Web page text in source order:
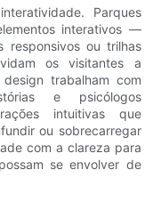
Parques
interativos —
responsivos ou trilhas
os visitantes a
trabalham com
e psicólogos
intuitivas que
ou sobrecarregar
com a clareza para
se envolver de